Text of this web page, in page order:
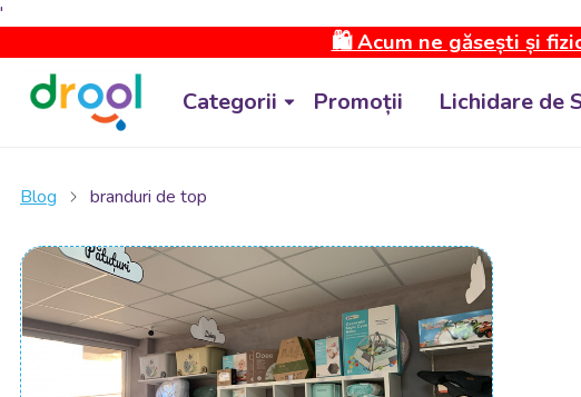
'
🛍️ Acum ne găsești și
Categorii Promoții Lichidare de
Blog branduri de top